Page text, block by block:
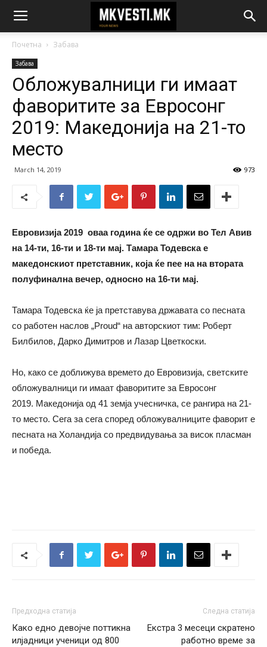
Почетна Забава
Забава
Обложувалници ги имаат
фаворитите за Евросонг
2019: Македонија на 21-то
место
March 14, 2019 973
Евровизија 2019 оваа година ќе се одржи во Тел Авив
на 14-ти, 16-ти и 18-ти мај. Тамара Тодевска е
македонскиот претставник, која ќе пее на на втората
полуфинална вечер, односно на 16-ти мај.
Тамара Тодевска ќе ја претставува државата со песната
со работен наслов „Proud“ на авторскиот тим: Роберт
Билбилов, Дарко Димитров и Лазар Цветкоски.
Но, како се доближува времето до Евровизија, светските
обложувалници ги имаат фаворитите за Евросонг
2019. Македонија од 41 земја учесничка, се рангира на 21-
то место. Сега за сега според обложувалниците фаворит е
песната на Холандија со предвидувања за висок пласман
и победа.
Предходна статија
Како едно девојче поттикна
илјадници ученици од 800
Следна статија
Екстра 3 месеци скратено
работно време за